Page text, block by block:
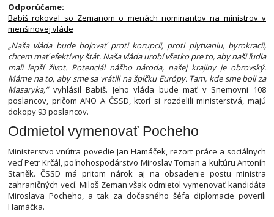
Odporúčame:
Babiš rokoval so Zemanom o menách nominantov na ministrov v
menšinovej vláde
„Naša vláda bude bojovať proti korupcii, proti plytvaniu, byrokracii,
chcem mať efektívny štát. Naša vláda urobí všetko pre to, aby naši ľudia
mali lepší život. Potenciál nášho národa, našej krajiny je obrovský.
Máme na to, aby sme sa vrátili na špičku Európy. Tam, kde sme boli za
Masaryka,“vyhlásil Babiš. Jeho vláda bude mať v Snemovni 108
poslancov, pričom ANO A ČSSD, ktorí si rozdelili ministerstvá, majú
dokopy 93 poslancov.
Odmietol vymenovať Pocheho
Ministerstvo vnútra povedie Jan Hamáček, rezort práce a sociálnych
vecí Petr Krčál, poľnohospodárstvo Miroslav Toman a kultúru Antonín
Staněk. ČSSD má pritom nárok aj na obsadenie postu ministra
zahraničných vecí. Miloš Zeman však odmietol vymenovať kandidáta
Miroslava Pocheho, a tak za dočasného šéfa diplomacie poverili
Hamáčka.